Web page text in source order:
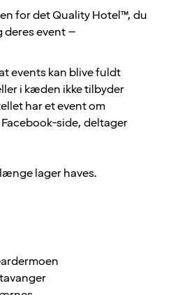
for det Quality Hotel™, du
deres event –
events kan blive fuldt
i kæden ikke tilbyder
har et event om
side, deltager
lager haves.